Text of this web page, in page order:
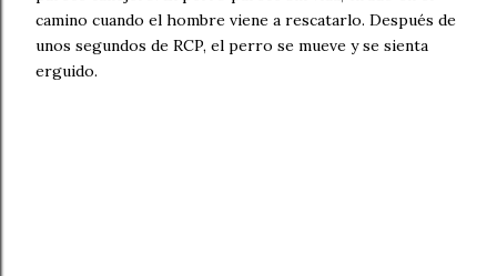
camino cuando el hombre viene a rescatarlo. Después de
unos segundos de RCP, el perro se mueve y se sienta
erguido.